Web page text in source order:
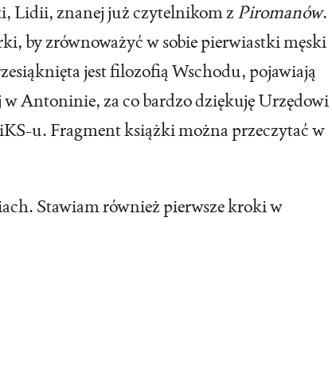
Lidii, znanej już czytelnikom zPiromanów.
by zrównoważyć w sobie pierwiastki męski
jest filozofią Wschodu, pojawiają
Antoninie, za co bardzo dziękuję Urzędowi
u. Fragment książki można przeczytać w
Stawiam również pierwsze kroki w